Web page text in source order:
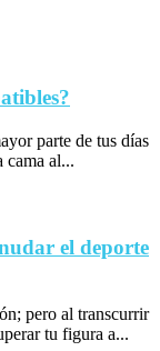
parte de tus días
cama al...
el deporte
pero al transcurrir
tu figura a...